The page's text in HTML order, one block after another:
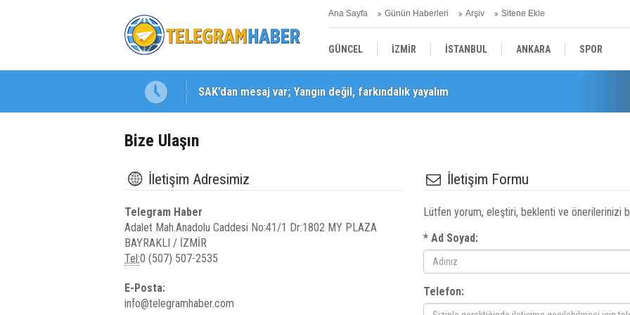
Ana Sayfa Günün Haberleri Arşiv Sitene Ekle
GÜNCEL İZMİR İSTANBUL ANKARA SPOR
YEREL SAĞLIK
SAK’dan mesaj var; Yangın değil, farkındalık yayalım
Bize Ulaşın
İletişim Adresimiz
Telegram Haber
Adalet Mah.Anadolu Caddesi No:41/1 Dr:1802 MY PLAZA
BAYRAKLI / İZMİR
Tel:0 (507) 507-2535
E-Posta:
info@telegramhaber.com
İletişim Formu
Lütfen yorum, eleştiri, beklenti ve önerilerinizi
* Ad Soyad:
Telefon: